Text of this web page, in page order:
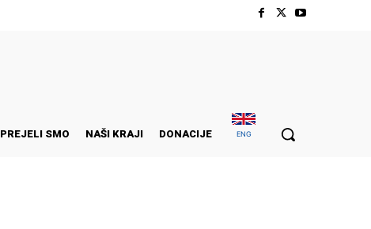
PREJELI SMO NAŠI KRAJI DONACIJE ENG